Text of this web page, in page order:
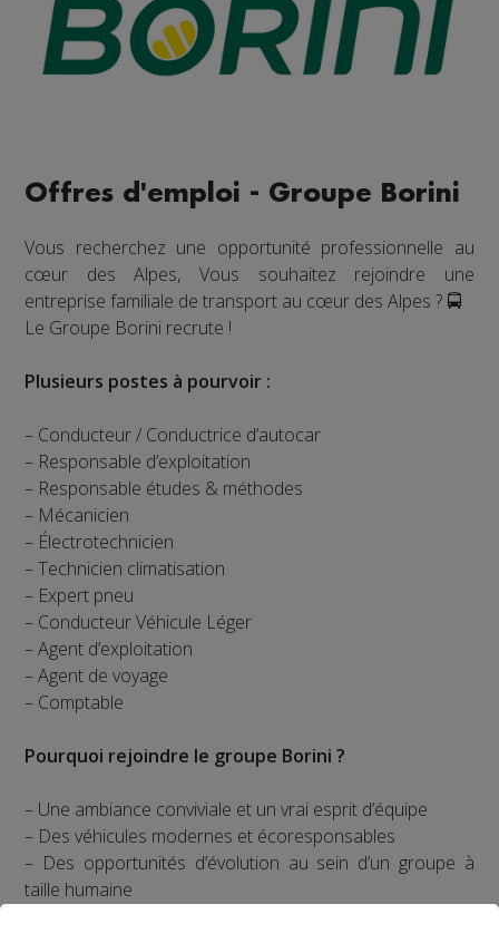
Offres d'emploi - Groupe Borini
Vous recherchez une opportunité professionnelle au
cœur des Alpes, Vous souhaitez rejoindre une
entreprise familiale de transport au cœur des Alpes ? 🚍
Le Groupe Borini recrute !
Plusieurs postes à pourvoir :
– Conducteur / Conductrice d’autocar
– Responsable d’exploitation
– Responsable études & méthodes
– Mécanicien
– Électrotechnicien
– Technicien climatisation
– Expert pneu
– Conducteur Véhicule Léger
– Agent d’exploitation
– Agent de voyage
– Comptable
Pourquoi rejoindre le groupe Borini ?
– Une ambiance conviviale et un vrai esprit d’équipe
– Des véhicules modernes et écoresponsables
– Des opportunités d’évolution au sein d’un groupe à
taille humaine